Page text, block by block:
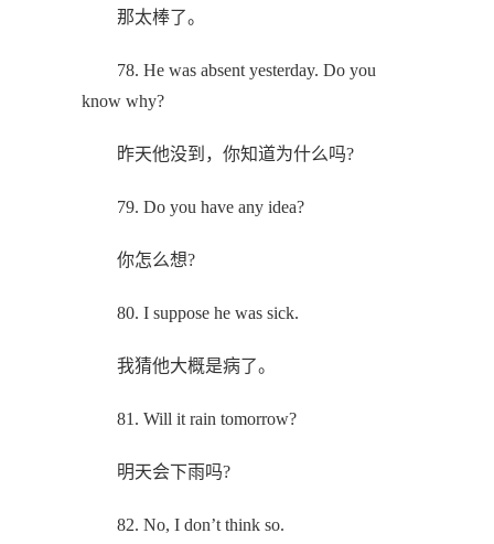
那太棒了。
78. He was absent yesterday. Do you
know why?
昨天他没到，你知道为什么吗?
79. Do you have any idea?
你怎么想?
80. I suppose he was sick.
我猜他大概是病了。
81. Will it rain tomorrow?
明天会下雨吗?
82. No, I don’t think so.